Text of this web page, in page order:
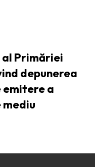
al Primăriei
depunerea
a
mediu